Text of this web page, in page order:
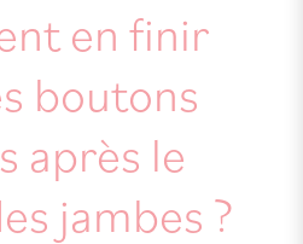
en finir
boutons
après le
jambes ?